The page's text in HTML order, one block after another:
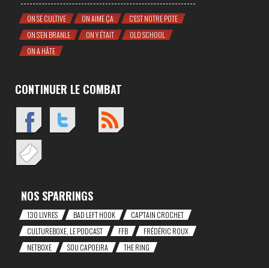
ON SE CULTIVE ON AIME ÇA
C'EST NOTRE POTE
ON S'EN BRANLE
ON Y ÉTAIT
OLD SCHOOL
ON A HÂTE
CONTINUER LE COMBAT
NOS SPARRINGS
130 LIVRES BAD LEFT HOOK
CAP'TAIN CROCHET
CULTUREBOXE, LE PODCAST
FFB
FRÉDÉRIC ROUX
NETBOXE
SOU CAPOEIRA THE RING